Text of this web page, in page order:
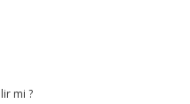
mi ?